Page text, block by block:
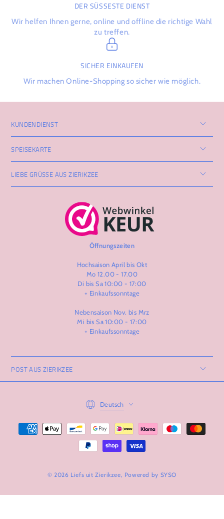
DER SÜSSESTE DIENST
Wir helfen Ihnen gerne, online und offline die richtige Wahl
zu treffen.
SICHER EINKAUFEN
Wir machen Online-Shopping so sicher wie möglich.
KUNDENDIENST
SPEISEKARTE
LIEBE GRÜSSE AUS ZIERIKZEE
Öffnungszeiten
Hochsaison April bis Okt
Mo 12.00 - 17.00
Di bis Sa 10:00 - 17:00
+ Einkaufssonntage
Nebensaison Nov. bis Mrz
Mi bis Sa 10:00 - 17:00
+ Einkaufssonntage
POST AUS ZIERIKZEE
© 2026 Liefs uit Zierikzee, Powered by SYSO
Language
Deutsch
Zahlungsmöglichkeiten